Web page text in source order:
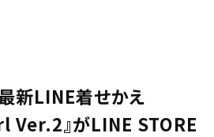
新LINE着せかえ
Ver.2』がLINE STORE